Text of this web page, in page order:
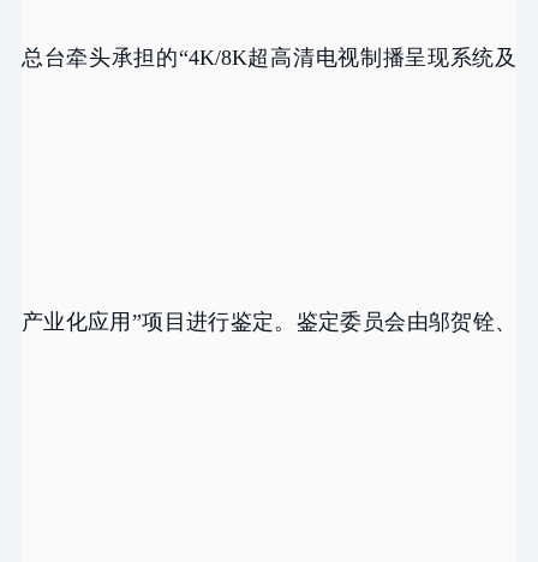
总台牵头承担的“4K/8K超高清电视制播呈现系统及
产业化应用”项目进行鉴定。鉴定委员会由邬贺铨、